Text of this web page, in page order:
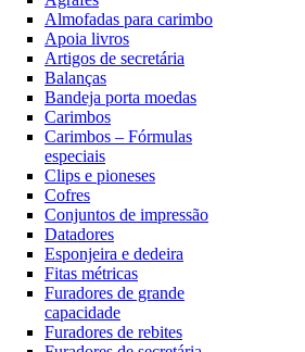
Almofadas para carimbo
Apoia livros
Artigos de secretária
Balanças
Bandeja porta moedas
Carimbos
Carimbos – Fórmulas
especiais
Clips e pioneses
Cofres
Conjuntos de impressão
Datadores
Esponjeira e dedeira
Fitas métricas
Furadores de grande
capacidade
Furadores de rebites